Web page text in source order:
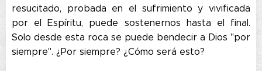
resucitado, probada en el sufrimiento y vivificada
por el Espíritu, puede sostenernos hasta el final.
Solo desde esta roca se puede bendecir a Dios "por
siempre". ¿Por siempre? ¿Cómo será esto?